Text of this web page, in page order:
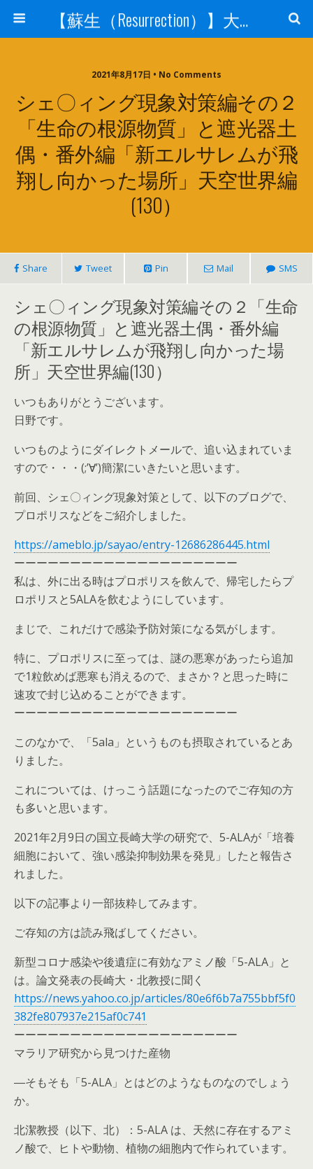
【蘇生（Resurrection）】大宇宙と人体の神秘を紐解く
2021年8月17日 • No Comments
シェ〇ィング現象対策編その２
「生命の根源物質」と遮光器土
偶・番外編「新エルサレムが飛
翔し向かった場所」天空世界編
(130）
Share Tweet Pin Mail SMS
シェ〇ィング現象対策編その２「生命
の根源物質」と遮光器土偶・番外編
「新エルサレムが飛翔し向かった場
所」天空世界編(130）
いつもありがとうございます。
日野です。
いつものようにダイレクトメールで、追い込まれていま
すので・・・(;’∀’)簡潔にいきたいと思います。
前回、シェ〇ィング現象対策として、以下のブログで、
プロポリスなどをご紹介しました。
https://ameblo.jp/sayao/entry-12686286445.html
ーーーーーーーーーーーーーーーーーーーー
私は、外に出る時はプロポリスを飲んで、帰宅したらプ
ロポリスと5ALAを飲むようにしています。
まじで、これだけで感染予防対策になる気がします。
特に、プロポリスに至っては、謎の悪寒があったら追加
で1粒飲めば悪寒も消えるので、まさか？と思った時に
速攻で封じ込めることができます。
ーーーーーーーーーーーーーーーーーーーー
このなかで、「5ala」というものも摂取されているとあ
りました。
これについては、けっこう話題になったのでご存知の方
も多いと思います。
2021年2月9日の国立長崎大学の研究で、5-ALAが「培養
細胞において、強い感染抑制効果を発見」したと報告さ
れました。
以下の記事より一部抜粋してみます。
ご存知の方は読み飛ばしてください。
新型コロナ感染や後遺症に有効なアミノ酸「5-ALA」と
は。論文発表の長崎大・北教授に聞く
https://news.yahoo.co.jp/articles/80e6f6b7a755bbf5f0
382fe807937e215af0c741
ーーーーーーーーーーーーーーーーーーーー
マラリア研究から見つけた産物
―そもそも「5-ALA」とはどのようなものなのでしょう
か。
北潔教授（以下、北）：5-ALA は、天然に存在するアミ
ノ酸で、ヒトや動物、植物の細胞内で作られています。